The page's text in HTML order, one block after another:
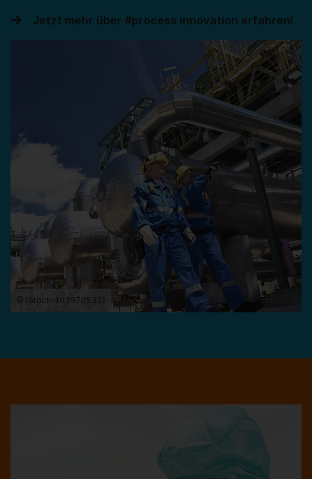
Jetzt mehr über #process innovation erfahren!
© iStock-1039705312